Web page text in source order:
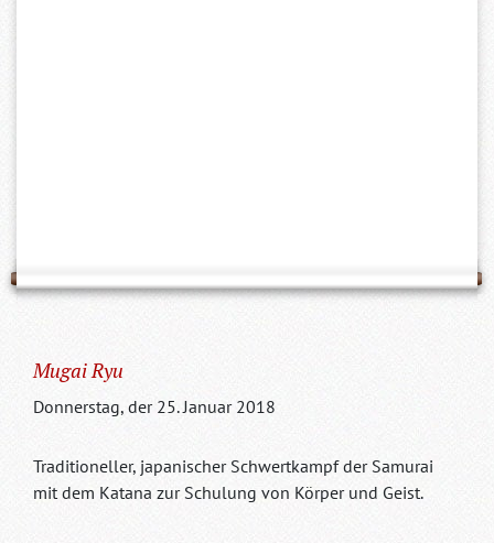
Mugai Ryu
Donnerstag, der 25. Januar 2018
Traditioneller, japanischer Schwertkampf der Samurai
mit dem Katana zur Schulung von Körper und Geist.